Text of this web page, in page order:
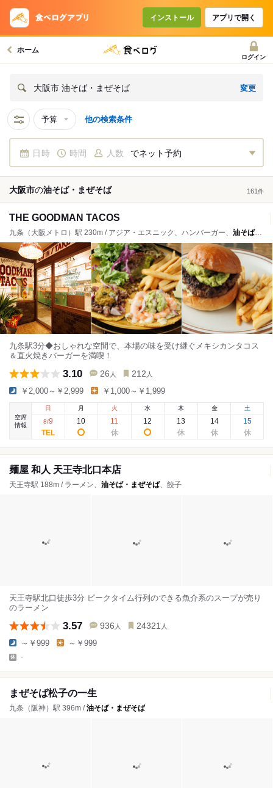
インストール アプリで開く
ホーム
ログイン
大阪市 油そば・まぜそば 変更
予算 他の検索条件
日時 時間 人数 でネット予約
大阪市の油そば・まぜそば 161 件
THE GOODMAN TACOS
九条（大阪メトロ）駅 230m / アジア・エスニック、ハンバーガー、 油そば・まぜそば
九条駅3分◆おしゃれな空間で、本場の味を受け継ぐメキシカンタコス
＆直火焼きバーガーを満喫！
3.10 26 人 212 人
￥2,000～￥2,999 ￥1,000～￥1,999
空席
情報
日
8/9
月
10
火
11
水
12
木
13
金
14
土
15
麺屋 和人 天王寺北口本店
天王寺駅 188m / ラーメン、 油そば・まぜそば、餃子
天王寺駅北口徒歩3分 ピークタイム行列のできる魚介系のスープが売り
のラーメン
3.57 936 人 24321 人
～￥999 ～￥999
-
まぜそば松子の一生
九条（阪神）駅 396m /油そば・まぜそば